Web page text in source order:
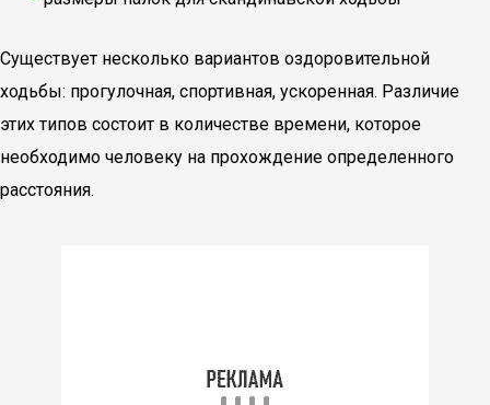
Существует несколько вариантов оздоровительной
ходьбы: прогулочная, спортивная, ускоренная. Различие
этих типов состоит в количестве времени, которое
необходимо человеку на прохождение определенного
расстояния.